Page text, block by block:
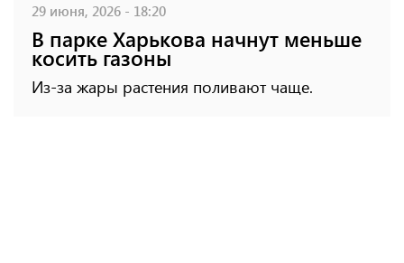
29 июня, 2026 - 18:20
В парке Харькова начнут меньше
косить газоны
Из-за жары растения поливают чаще.